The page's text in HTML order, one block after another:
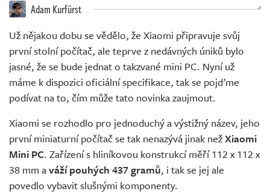
Adam Kurfürst
Už nějakou dobu se vědělo, že Xiaomi připravuje svůj
první stolní počítač, ale teprve z nedávných úniků bylo
jasné, že se bude jednat o takzvané mini PC. Nyní už
máme k dispozici oficiální specifikace, tak se pojďme
podívat na to, čím může tato novinka zaujmout.
Xiaomi se rozhodlo pro jednoduchý a výstižný název, jeho
první miniaturní počítač se tak nenazývá jinak nežXiaomi
Mini PC. Zařízení s hliníkovou konstrukcí měří 112 x 112 x
38 mm aváží pouhých 437 gramů, i tak se jej ale
povedlo vybavit slušnými komponenty.